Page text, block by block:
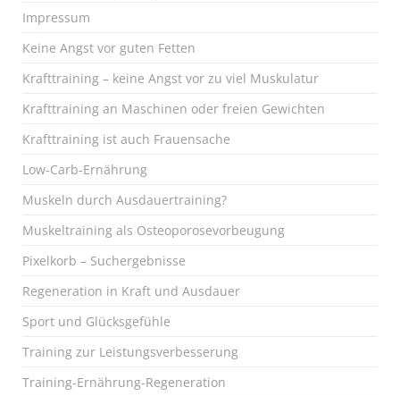
Impressum
Keine Angst vor guten Fetten
Krafttraining – keine Angst vor zu viel Muskulatur
Krafttraining an Maschinen oder freien Gewichten
Krafttraining ist auch Frauensache
Low-Carb-Ernährung
Muskeln durch Ausdauertraining?
Muskeltraining als Osteoporosevorbeugung
Pixelkorb – Suchergebnisse
Regeneration in Kraft und Ausdauer
Sport und Glücksgefühle
Training zur Leistungsverbesserung
Training-Ernährung-Regeneration